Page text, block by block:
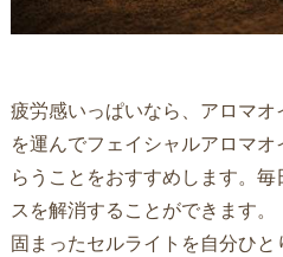
疲労感いっぱいなら、アロマ
を運んでフェイシャルアロマ
らうことをおすすめします。
スを解消することができます。
固まったセルライトを自分ひ